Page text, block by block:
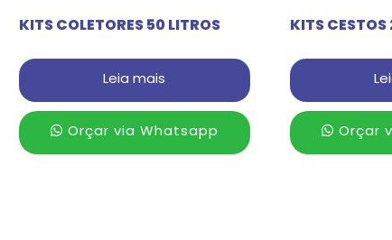
KITS COLETORES 50 LITROS
Leia mais
Orçar via Whatsapp
KITS
Orçar